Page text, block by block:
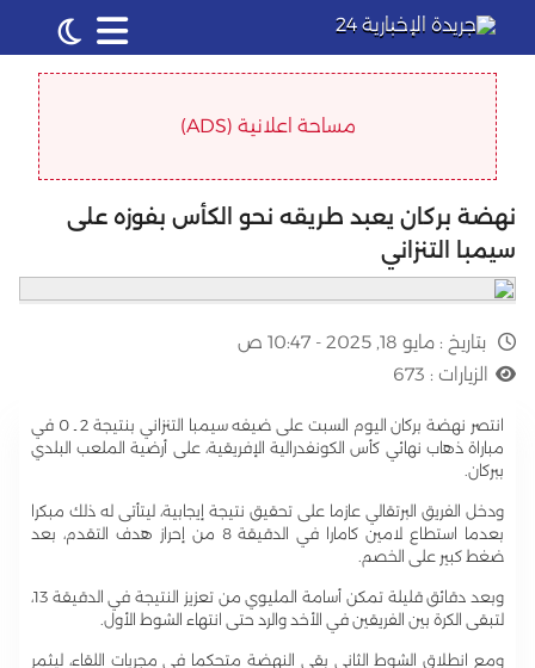
مساحة اعلانية (ADS)
نهضة بركان يعبد طريقه نحو الكأس بفوزه على
سيمبا التنزاني
بتاريخ : مايو 18, 2025 - 10:47 ص
الزيارات : 673
انتصر نهضة بركان اليوم السبت على ضيفه سيمبا التنزاني بنتيجة 2 ـ 0 في
مباراة ذهاب نهائي كأس الكونفدرالية الإفريقية، على أرضية الملعب البلدي
ببركان.
ودخل الفريق البرتقالي عازما على تحقيق نتيجة إيجابية، ليتأتى له ذلك مبكرا
بعدما استطاع لامين كامارا في الدقيقة 8 من إحراز هدف التقدم، بعد
ضغط كبير على الخصم.
وبعد دقائق قليلة تمكن أسامة المليوي من تعزيز النتيجة في الدقيقة 13،
لتبقى الكرة بين الفريقين في الأخد والرد حتى انتهاء الشوط الأول.
ومع انطلاق الشوط الثاني بقي النهضة متحكما في مجريات اللقاء، ليثمر